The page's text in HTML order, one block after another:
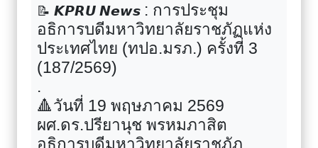
📝 𝙆𝙋𝙍𝙐 𝙉𝙚𝙬𝙨 : การประชุม
อธิการบดีมหาวิทยาลัยราชภัฏแห่ง
ประเทศไทย (ทปอ.มรภ.) ครั้งที่ 3
(187/2569)
.
🔺วันที่ 19 พฤษภาคม 2569
ผศ.ดร.ปรียานุช พรหมภาสิต
อธิการบดีมหาวิทยาลัยราชภัฏ